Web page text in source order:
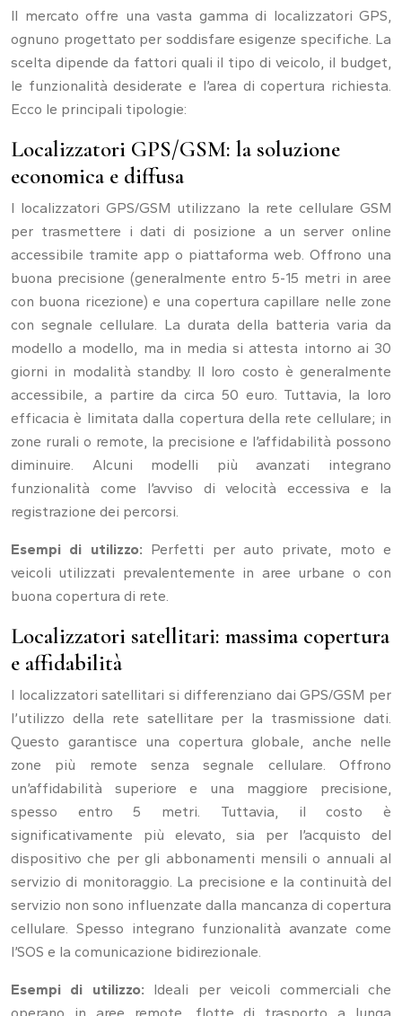
Il mercato offre una vasta gamma di localizzatori GPS,
ognuno progettato per soddisfare esigenze specifiche. La
scelta dipende da fattori quali il tipo di veicolo, il budget,
le funzionalità desiderate e l’area di copertura richiesta.
Ecco le principali tipologie:
Localizzatori GPS/GSM: la soluzione
economica e diffusa
I localizzatori GPS/GSM utilizzano la rete cellulare GSM
per trasmettere i dati di posizione a un server online
accessibile tramite app o piattaforma web. Offrono una
buona precisione (generalmente entro 5-15 metri in aree
con buona ricezione) e una copertura capillare nelle zone
con segnale cellulare. La durata della batteria varia da
modello a modello, ma in media si attesta intorno ai 30
giorni in modalità standby. Il loro costo è generalmente
accessibile, a partire da circa 50 euro. Tuttavia, la loro
efficacia è limitata dalla copertura della rete cellulare; in
zone rurali o remote, la precisione e l’affidabilità possono
diminuire. Alcuni modelli più avanzati integrano
funzionalità come l’avviso di velocità eccessiva e la
registrazione dei percorsi.
Esempi di utilizzo: Perfetti per auto private, moto e
veicoli utilizzati prevalentemente in aree urbane o con
buona copertura di rete.
Localizzatori satellitari: massima copertura
e affidabilità
I localizzatori satellitari si differenziano dai GPS/GSM per
l’utilizzo della rete satellitare per la trasmissione dati.
Questo garantisce una copertura globale, anche nelle
zone più remote senza segnale cellulare. Offrono
un’affidabilità superiore e una maggiore precisione,
spesso entro 5 metri. Tuttavia, il costo è
significativamente più elevato, sia per l’acquisto del
dispositivo che per gli abbonamenti mensili o annuali al
servizio di monitoraggio. La precisione e la continuità del
servizio non sono influenzate dalla mancanza di copertura
cellulare. Spesso integrano funzionalità avanzate come
l’SOS e la comunicazione bidirezionale.
Esempi di utilizzo: Ideali per veicoli commerciali che